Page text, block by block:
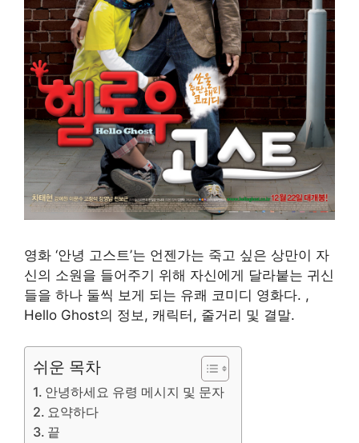
영화 ‘안녕 고스트’는 언젠가는 죽고 싶은 상만이 자
신의 소원을 들어주기 위해 자신에게 달라붙는 귀신
들을 하나 둘씩 보게 되는 유쾌 코미디 영화다. ,
Hello Ghost의 정보, 캐릭터, 줄거리 및 결말.
쉬운 목차
안녕하세요 유령 메시지 및 문자
요약하다
끝